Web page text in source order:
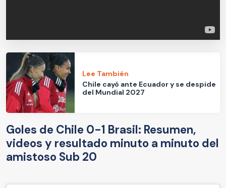
Lee También
Chile cayó ante Ecuador y se despide
del Mundial 2027
Goles de Chile 0-1 Brasil: Resumen,
videos y resultado minuto a minuto del
amistoso Sub 20